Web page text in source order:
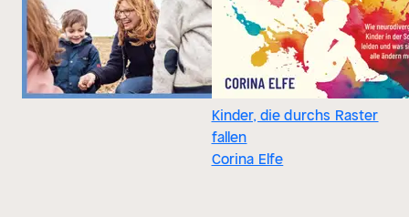
Kinder, die durchs Raster
fallen
Corina Elfe